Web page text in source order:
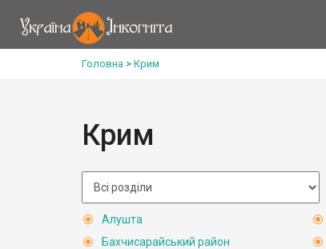
Головна > Крим
Крим
Алушта
Бахчисарайський район